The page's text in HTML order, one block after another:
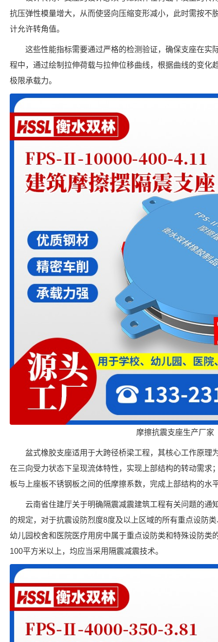
抗压弹性模量增大，从而使竖向压缩变形减小，此时需按不
计允许转角值。
这些性能指标需要通过严格的检测验证，确保支座在实
程中，通过绘制拉伸荷载与拉伸位移曲线，根据曲线的变化
极限承载力。
摩擦抗震支座生产厂家
盆式橡胶支座适用于大跨径桥梁工程，其核心工作原理
在三向受力状态下呈现流体特性，实现上部结构的转动需求
板与上座板不锈钢板之间的低摩擦系数，完成上部结构的水
云南省住建厅关于明确隔震减震建筑工程有关问题的通
的规定，对于抗震设防烈度8度及以上区域的所有重点设防
幼儿园校舍和医院医疗用房中属于重点设防类和特殊设防类
100平方米以上，均应当采用隔震减震技术。